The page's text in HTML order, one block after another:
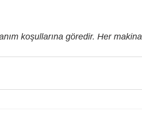
koşullarına göredir. Her